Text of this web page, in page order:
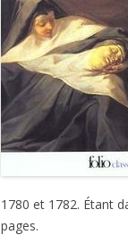
1780 et 1782. Étant
pages.